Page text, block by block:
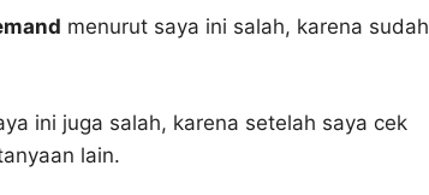
menurut saya ini salah, karena sudah
ini juga salah, karena setelah saya cek
lain.